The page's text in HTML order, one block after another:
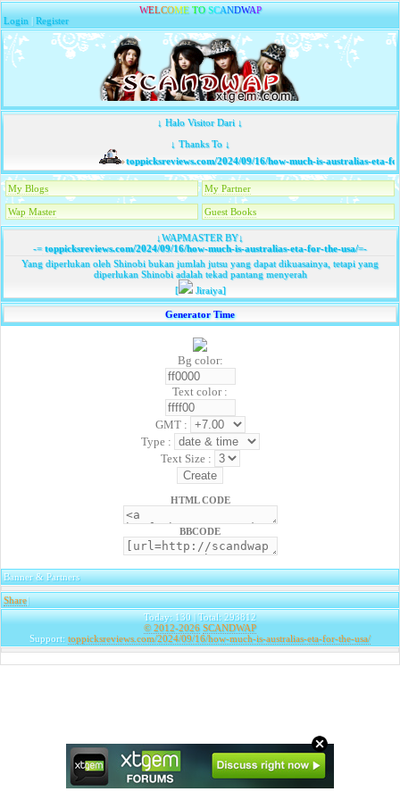
WELCOME TO SCANDWAP
Login |Register
↓ Halo Visitor Dari ↓
↓ Thanks To ↓
toppicksreviews.com/2024/09/16/how-much-is-australias-eta-
My Blogs My Partner
Wap Master Guest Books
↓WAPMASTER BY↓
-=toppicksreviews.com/2024/09/16/how-much-is-australias-eta-for-the-usa/=-
Yang diperlukan oleh Shinobi bukan jumlah jutsu yang dapat dikuasainya, tetapi yang
diperlukan Shinobi adalah tekad pantang menyerah
[
Jiraiya]
Generator Time
Bg color:
Text color :
GMT :
Type :
Text Size :
HTML CODE
BBCODE
Banner & Partners
Share|
Today: 130 | Total: 293812
© 2012-2026 SCANDWAP
Support: toppicksreviews.com/2024/09/16/how-much-is-australias-eta-for-the-usa/